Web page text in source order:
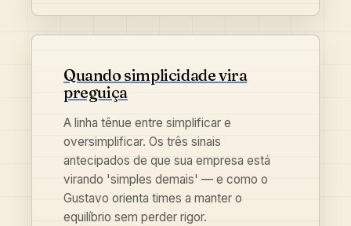
Quando simplicidade vira
preguiça
A linha tênue entre simplificar e
oversimplificar. Os três sinais
antecipados de que sua empresa está
virando 'simples demais' — e como o
Gustavo orienta times a manter o
equilíbrio sem perder rigor.